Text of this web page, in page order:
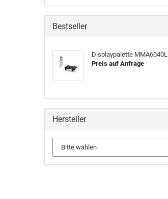
Bestseller
Displaypalette MMA6040L
Preis auf Anfrage
Hersteller